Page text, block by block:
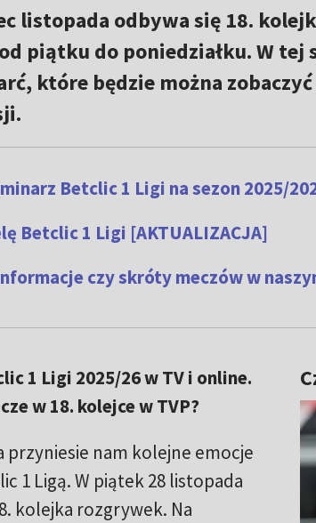
listopada odbywa się 18.
piątku do poniedziałku. W tej
które będzie można
Betclic 1 Ligi na sezon 2025/
Betclic 1 Ligi [AKTUALIZACJA]
czy skróty meczów w
1 Ligi 2025/26 w TV i online.
w 18. kolejce w TVP?
przyniesie nam kolejne emocje
1 Ligą. W piątek 28 listopada
kolejka rozgrywek. Na